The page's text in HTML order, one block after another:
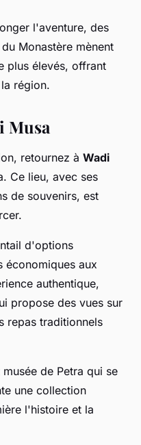
l'aventure, des
Monastère mènent
plus élevés, offrant
région.
Musa
retournez à Wadi
Ce lieu, avec ses
de souvenirs, est
d'options
économiques aux
authentique,
propose des vues sur
repas traditionnels
de Petra qui se
une collection
l'histoire et la